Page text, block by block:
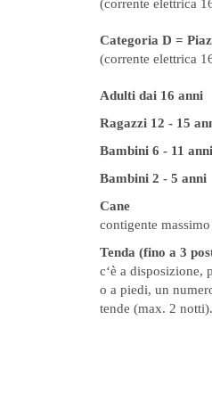
(corrente elettrica
Categoria D =
(corrente elettrica
Adulti dai 16 anni
Ragazzi 12 - 15
Bambini 6 - 11 anni
Bambini 2 - 5 anni
Cane
contigente
Tenda (fino a 3
c‘è a disposizione,
o a piedi, un
tende (max. 2